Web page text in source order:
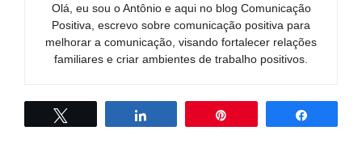
Olá, eu sou o Antônio e aqui no blog Comunicação
Positiva, escrevo sobre comunicação positiva para
melhorar a comunicação, visando fortalecer relações
familiares e criar ambientes de trabalho positivos.
Compartilhar